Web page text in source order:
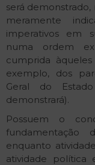
será
meramente
imperativos em
numa ordem
cumprida
exemplo, dos
Geral do
demonstrará).
Possuem o
fundamentação
enquanto
atividade política